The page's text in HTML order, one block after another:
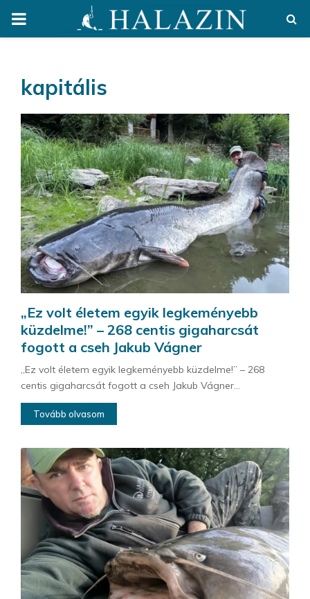
PRIMARY
kapitális
„Ez volt életem egyik legkeményebb
küzdelme!” – 268 centis gigaharcsát
fogott a cseh Jakub Vágner
„Ez volt életem egyik legkeményebb küzdelme!” – 268
centis gigaharcsát fogott a cseh Jakub Vágner...
Tovább olvasom